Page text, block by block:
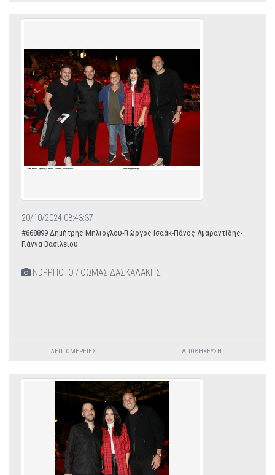
20/10/2024 08:43:37
#668899 Δημήτρης Μηλιόγλου-Γιώργος Ισαάκ-Πάνος Αμαραντίδης-
Γιάννα Βασιλείου
NDPPHOTO / ΘΩΜΑΣ ΔΑΣΚΑΛΑΚΗΣ
ΛΕΠΤΟΜΈΡΕΙΕΣ ΑΠΟΘΉΚΕΥΣΗ